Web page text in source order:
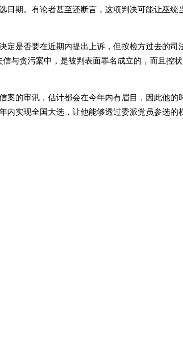
期。有论者甚至还断言，这项判决可能让巫
是否要在近期内提出上诉，但按检方过去的
与贪污案中，是被判表面罪名成立的，而且控
的审讯，估计都会在今年内有眉目，因此他
实现全国大选，让他能够透过委派党员参选